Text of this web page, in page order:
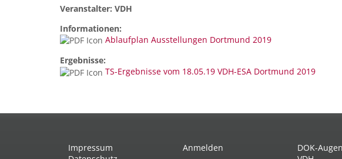
Veranstalter: VDH
Informationen:
Ablaufplan Ausstellungen Dortmund 2019
Ergebnisse:
TS-Ergebnisse vom 18.05.19 VDH-ESA Dortmund 2019
Impressum
Anmelden
DOK-